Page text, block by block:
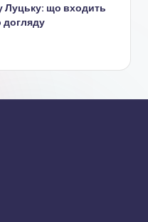
Луцьку: що входить
догляду